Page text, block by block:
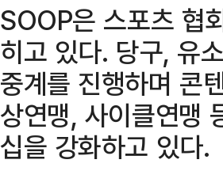
SOOP은 스포츠 협
히고 있다. 당구, 유
중계를 진행하며 콘
상연맹, 사이클연맹
십을 강화하고 있다.